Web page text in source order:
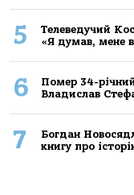
5
Телеведучий
«Я думав, мене
6
Помер 34-
Владислав
7
Богдан
книгу про